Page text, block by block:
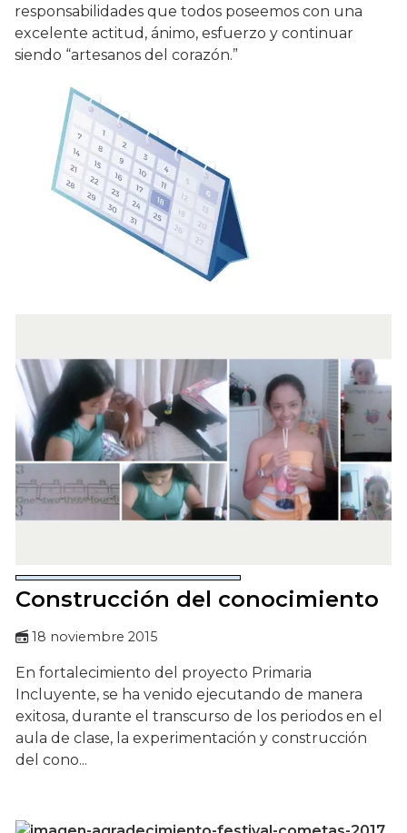
responsabilidades que todos poseemos con una
excelente actitud, ánimo, esfuerzo y continuar
siendo “artesanos del corazón.”
Construcción del conocimiento
18 noviembre 2015
En fortalecimiento del proyecto Primaria
Incluyente, se ha venido ejecutando de manera
exitosa, durante el transcurso de los periodos en el
aula de clase, la experimentación y construcción
del cono...